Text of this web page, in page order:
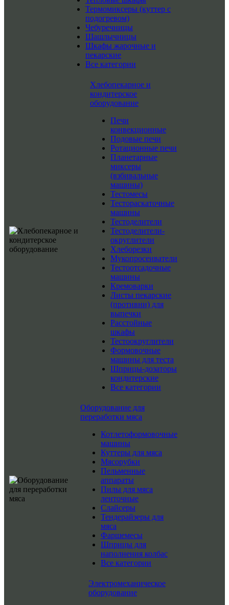
Термомиксеры (куттер с
подогревом)
Чебуречницы
Шашлычницы
Шкафы жарочные и
пекарские
Все категории
Хлебопекарное и
кондитерское
оборудование
Печи
конвекционные
Подовые печи
Ротационные печи
Планетарные
миксеры
(взбивальные
машины)
Тестомесы
Тестораскаточные
машины
Тестоделители
Тестоделители-
округлители
Хлеборезки
Мукопросеиватели
Тестоотсадочные
машины
Кремоварки
Листы пекарские
(противни) для
выпечки
Расстойные
шкафы
Тестоокруглители
Формовочные
машины для теста
Шприцы-дозаторы
кондитерские
Все категории
Оборудование для
переработки мяса
Котлетоформовочные
машины
Куттеры для мяса
Мясорубки
Пельменные
аппараты
Пилы для мяса
ленточные
Слайсеры
Тендерайзеры для
мяса
Фаршемесы
Шприцы для
наполнения колбас
Все категории
Электромеханическое
оборудование